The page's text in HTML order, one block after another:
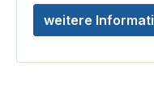
weitere